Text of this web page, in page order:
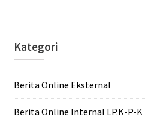
Kategori
Berita Online Eksternal
Berita Online Internal LP.K-P-K